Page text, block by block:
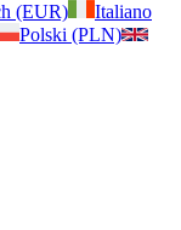
(EUR)
Italiano
Polski (PLN)